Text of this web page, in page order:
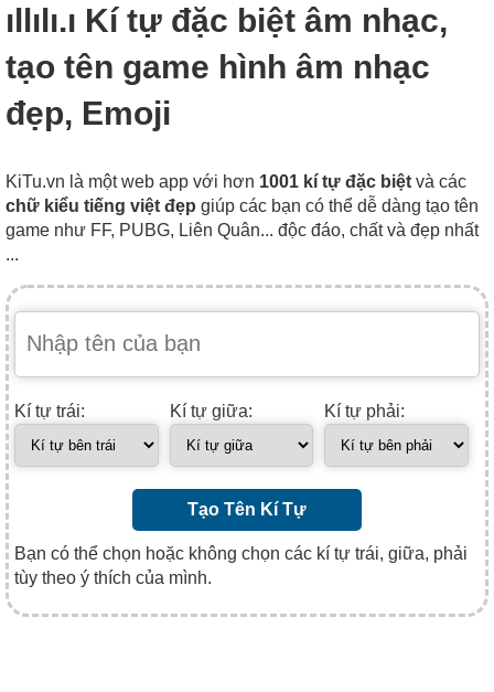
ıllılı.ı Kí tự đặc biệt âm nhạc,
tạo tên game hình âm nhạc
đẹp, Emoji
KiTu.vn là một web app với hơn 1001 kí tự đặc biệt và các
chữ kiểu tiếng việt đẹp giúp các bạn có thể dễ dàng tạo tên
game như FF, PUBG, Liên Quân... độc đáo, chất và đẹp nhất
...
Kí tự trái: Kí tự giữa: Kí tự phải:
Tạo Tên Kí Tự
Bạn có thể chọn hoặc không chọn các kí tự trái, giữa, phải
tùy theo ý thích của mình.